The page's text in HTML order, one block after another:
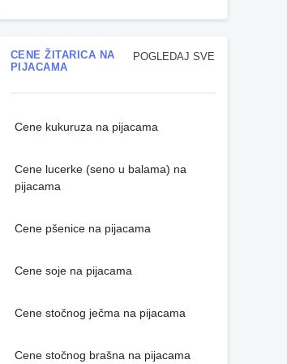
POGLEDAJ SVE
CENE ŽITARICA NA
PIJACAMA
Cene kukuruza na pijacama
Cene lucerke (seno u balama) na
pijacama
Cene pšenice na pijacama
Cene soje na pijacama
Cene stočnog ječma na pijacama
Cene stočnog brašna na pijacama